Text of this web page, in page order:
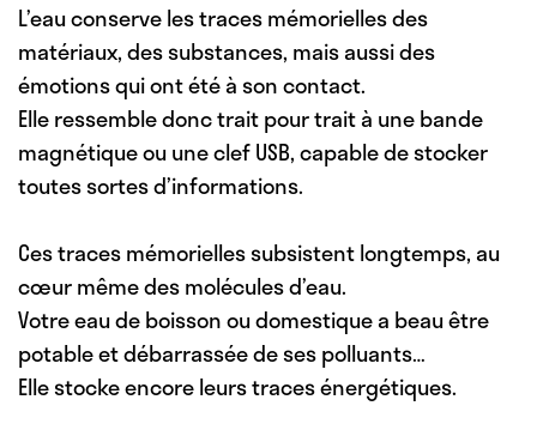
L’eau conserve les traces mémorielles des
matériaux, des substances, mais aussi des
émotions qui ont été à son contact.
Elle ressemble donc trait pour trait à une bande
magnétique ou une clef USB, capable de stocker
toutes sortes d’informations.
Ces traces mémorielles subsistent longtemps, au
cœur même des molécules d’eau.
Votre eau de boisson ou domestique a beau être
potable et débarrassée de ses polluants…
Elle stocke encore leurs traces énergétiques.